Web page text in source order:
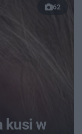
62
kusi w